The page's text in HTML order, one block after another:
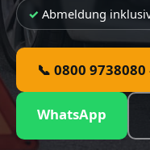
Abmeldung
📞 0800
WhatsApp